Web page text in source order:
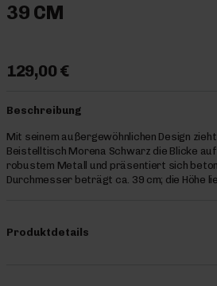
39 CM
129,00 €
Beschreibung
Mit seinem außergewöhnlichen Design
Beistelltisch Morena Schwarz die Blicke
robustem Metall und präsentiert sich
Durchmesser beträgt ca. 39 cm; die Höhe
Produktdetails